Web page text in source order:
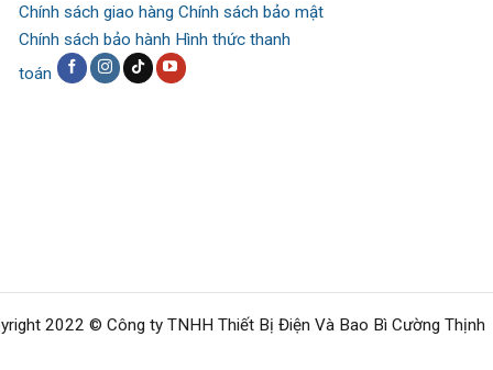
Chính sách giao hàng Chính sách bảo mật
Chính sách bảo hành Hình thức thanh
toán
2022 © Công ty TNHH Thiết Bị Điện Và Bao Bì Cường Thịnh